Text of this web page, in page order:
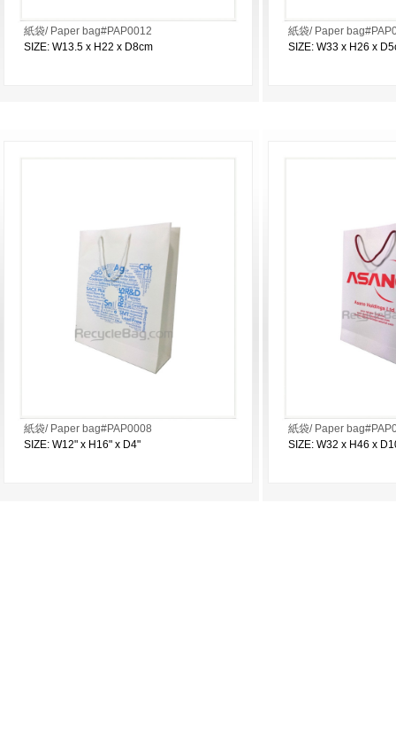
紙袋/ Paper bag#PAP0012
SIZE: W13.5 x H22 x D8cm
紙袋/ Paper
SIZE: W33 x H26 x
紙袋/ Paper bag#PAP0008
SIZE: W12" x H16" x D4"
紙袋/ Paper
SIZE: W32 x H46 x